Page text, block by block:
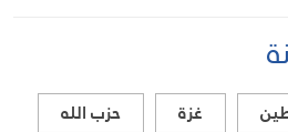
غزة
حزب الله